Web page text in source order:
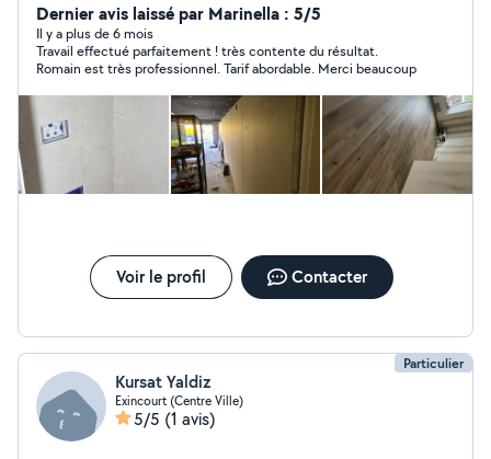
disposition du lundi au jeudi de Pour tout
renseignement, n'hésitez pas à me contacter par
téléphone ou message privé. Les devis sont gratuits.
Cordialement. Peinture, placo, bande à joints, pose de
sol , nettoyage haute pressions, etc
Dernier avis laissé par Marinella : 5/5
Il y a plus de 6 mois
Travail effectué parfaitement ! très contente du résultat.
Romain est très professionnel. Tarif abordable. Merci beaucoup
Voir le profil Contacter
Particulier
Kursat Yaldiz
Exincourt (Centre Ville)
5/5 (1 avis)